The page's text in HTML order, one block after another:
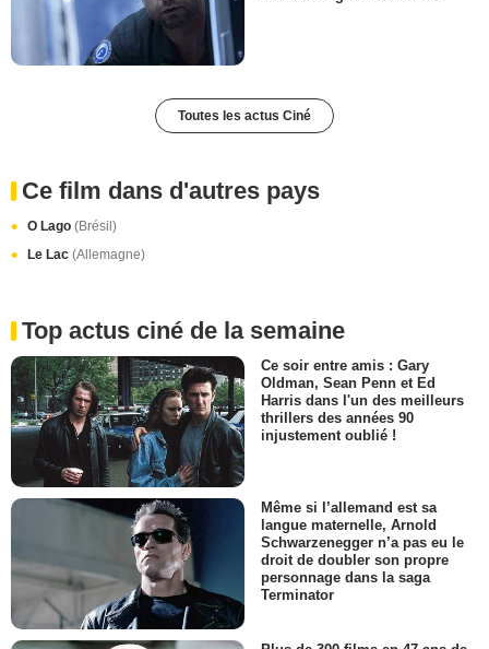
Toutes les actus Ciné
Ce film dans d'autres pays
O Lago (Brésil)
Le Lac (Allemagne)
Top actus ciné de la semaine
Ce soir entre amis : Gary
Oldman, Sean Penn et Ed
Harris dans l'un des meilleurs
thrillers des années 90
injustement oublié !
Même si l’allemand est sa
langue maternelle, Arnold
Schwarzenegger n’a pas eu le
droit de doubler son propre
personnage dans la saga
Terminator